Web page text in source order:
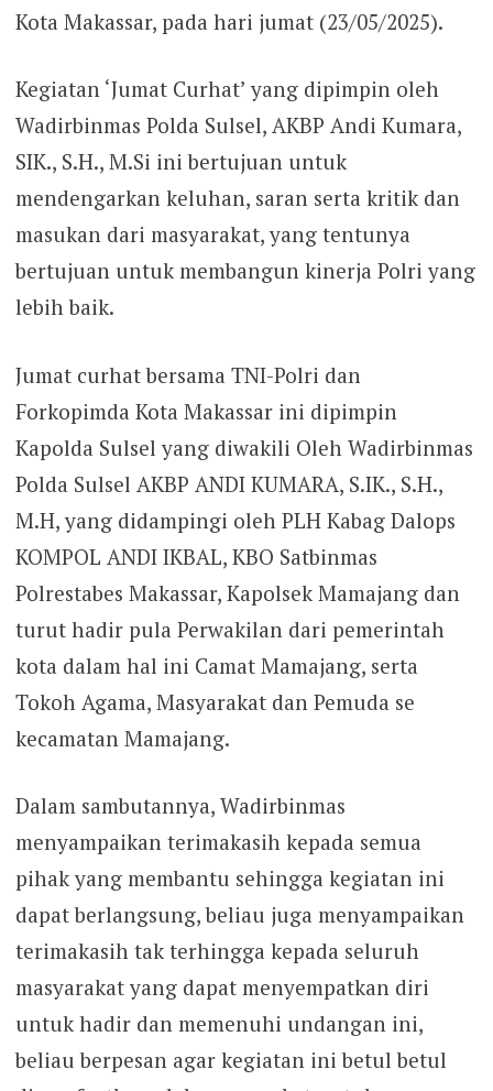
Kota Makassar, pada hari jumat (23/05/2025).
Kegiatan ‘Jumat Curhat’ yang dipimpin oleh
Wadirbinmas Polda Sulsel, AKBP Andi Kumara,
SIK., S.H., M.Si ini bertujuan untuk
mendengarkan keluhan, saran serta kritik dan
masukan dari masyarakat, yang tentunya
bertujuan untuk membangun kinerja Polri yang
lebih baik.
Jumat curhat bersama TNI-Polri dan
Forkopimda Kota Makassar ini dipimpin
Kapolda Sulsel yang diwakili Oleh Wadirbinmas
Polda Sulsel AKBP ANDI KUMARA, S.IK., S.H.,
M.H, yang didampingi oleh PLH Kabag Dalops
KOMPOL ANDI IKBAL, KBO Satbinmas
Polrestabes Makassar, Kapolsek Mamajang dan
turut hadir pula Perwakilan dari pemerintah
kota dalam hal ini Camat Mamajang, serta
Tokoh Agama, Masyarakat dan Pemuda se
kecamatan Mamajang.
Dalam sambutannya, Wadirbinmas
menyampaikan terimakasih kepada semua
pihak yang membantu sehingga kegiatan ini
dapat berlangsung, beliau juga menyampaikan
terimakasih tak terhingga kepada seluruh
masyarakat yang dapat menyempatkan diri
untuk hadir dan memenuhi undangan ini,
beliau berpesan agar kegiatan ini betul betul